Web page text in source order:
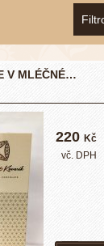
V MLÉČNÉ…
220 Kč
vč. DPH